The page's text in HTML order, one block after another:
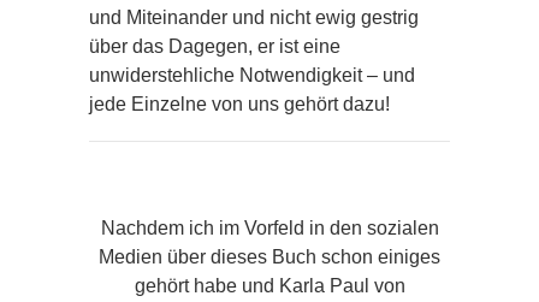
und Miteinander und nicht ewig gestrig
über das Dagegen, er ist eine
unwiderstehliche Notwendigkeit – und
jede Einzelne von uns gehört dazu!
Nachdem ich im Vorfeld in den sozialen
Medien über dieses Buch schon einiges
gehört habe und Karla Paul von